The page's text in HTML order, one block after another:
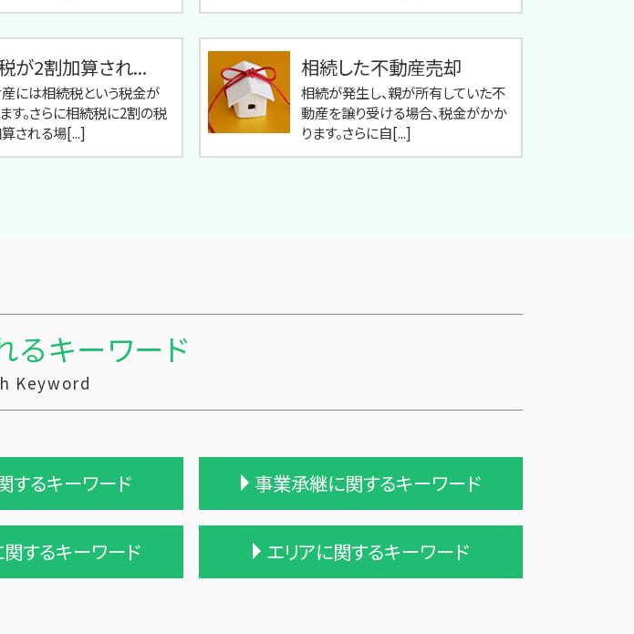
が2割加算され...
には相続税という税金が
す。さらに相続税に2割の税
される場[...]
相続した不動産売却
相続が発生し、親が所有していた不
動産を譲り受ける場合、税金がかか
ります。さらに自[...]
るキーワード
Keyword
するキーワード 事業承継に関するキーワード
適格合併とは
債務超過会社 合併
するキーワード エリアに関するキーワード